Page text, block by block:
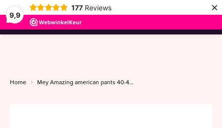
9,9
177 Reviews ×
menu
Home Mey Amazing american pants 40-44 peat moss